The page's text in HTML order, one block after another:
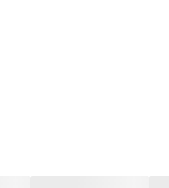
جات تولید کننده رنگدانه تهیه شده است (